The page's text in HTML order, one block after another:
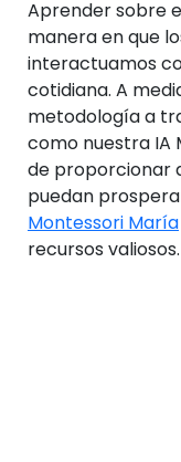
Aprender sobre
manera en que
interactuamos
cotidiana. A
metodología a
como nuestra IA
de proporcionar
puedan
Montessori María
recursos valiosos.